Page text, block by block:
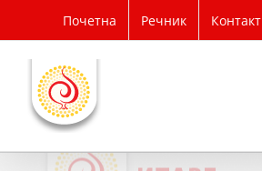
content
Почетна Речник Контакт